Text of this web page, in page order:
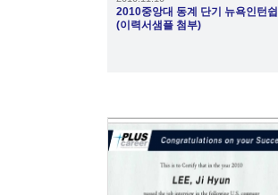
2010중앙대 동계 단기 뉴욕인턴쉽
(이력서샘플 첨부)
4365